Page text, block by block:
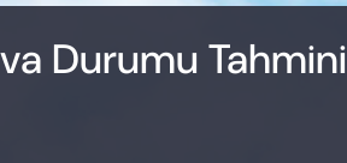
Durumu Tahmini